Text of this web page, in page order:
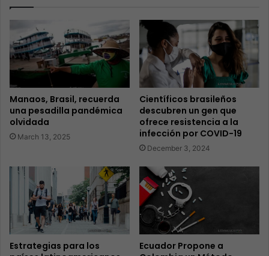
Manaos, Brasil, recuerda
una pesadilla pandémica
olvidada
March 13, 2025
Científicos brasileños
descubren un gen que
ofrece resistencia a la
infección por COVID-19
December 3, 2024
Estrategias para los
Ecuador Propone a